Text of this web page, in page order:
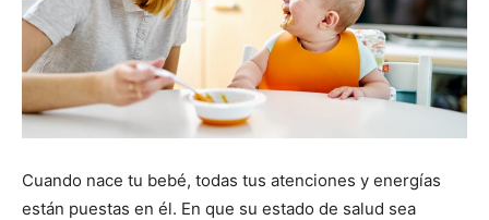
Cuando nace tu bebé, todas tus atenciones y energías
están puestas en él. En que su estado de salud sea